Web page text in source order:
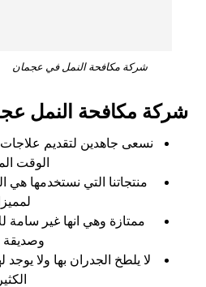
شركة مكافحة النمل في عجمان
شركة مكافحة النمل
نسعى جاهدين لتقديم
الوقت
منتجاتنا التي نستخدمها هي
ممتازة وهي انها غير سامة
وصديقة
لا يلطخ الجدران بها ولا يوجد